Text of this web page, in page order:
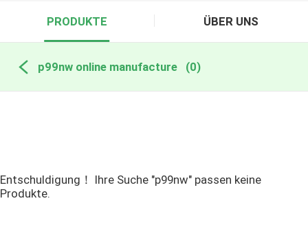
PRODUKTE ÜBER UNS
p99nw online manufacture (0)
Entschuldigung！ Ihre Suche "p99nw" passen keine
Produkte.